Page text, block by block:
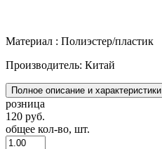
Материал : Полиэстер/пластик
Производитель: Китай
Полное описание и характеристики
розница
120 руб.
общее кол-во, шт.